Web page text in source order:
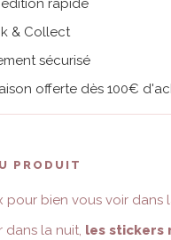
rapide
& Collect
sécurisé
offerte dès 100€
PRODUIT
pour bien vous voir dans
dans la nuit, les stickers